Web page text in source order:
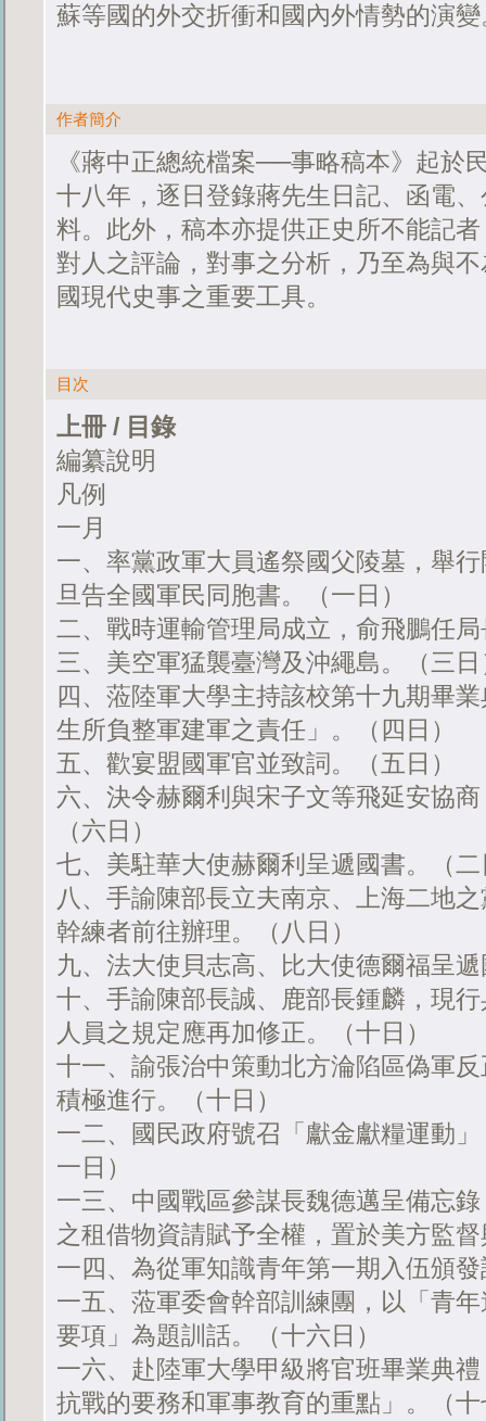
蘇等國的外交折衝和國內外情勢的演變
作者簡介
《蔣中正總統檔案──事略稿本》起於
十八年，逐日登錄蔣先生日記、函電
料。此外，稿本亦提供正史所不能記
對人之評論，對事之分析，乃至為與
國現代史事之重要工具。
目次
上冊 / 目錄
編纂說明
凡例
一月
一、率黨政軍大員遙祭國父陵墓，舉
旦告全國軍民同胞書。（一日）
二、戰時運輸管理局成立，俞飛鵬任
三、美空軍猛襲臺灣及沖繩島。（三日
四、蒞陸軍大學主持該校第十九期畢
生所負整軍建軍之責任」。（四日）
五、歡宴盟國軍官並致詞。（五日）
六、決令赫爾利與宋子文等飛延安協
（六日）
七、美駐華大使赫爾利呈遞國書。（
八、手諭陳部長立夫南京、上海二地
幹練者前往辦理。（八日）
九、法大使貝志高、比大使德爾福呈
十、手諭陳部長誠、鹿部長鍾麟，現
人員之規定應再加修正。（十日）
十一、諭張治中策動北方淪陷區偽軍
積極進行。（十日）
一二、國民政府號召「獻金獻糧運動
一日）
一三、中國戰區參謀長魏德邁呈備忘
之租借物資請賦予全權，置於美方監
一四、為從軍知識青年第一期入伍頒
一五、蒞軍委會幹部訓練團，以「青
要項」為題訓話。（十六日）
一六、赴陸軍大學甲級將官班畢業典
抗戰的要務和軍事教育的重點」。（